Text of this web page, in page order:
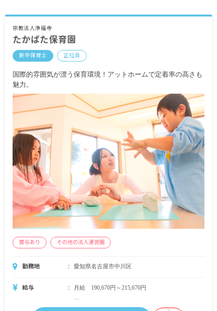
宗教法人浄福寺
たかばた保育園
新卒保育士 正社員
国際的雰囲気が漂う保育環境！アットホームで定着率の高さも
魅力。
賞与あり その他の法人運営園
勤務地 愛知県名古屋市中川区
給与 月給 190,670円～215,670円
・月給内訳